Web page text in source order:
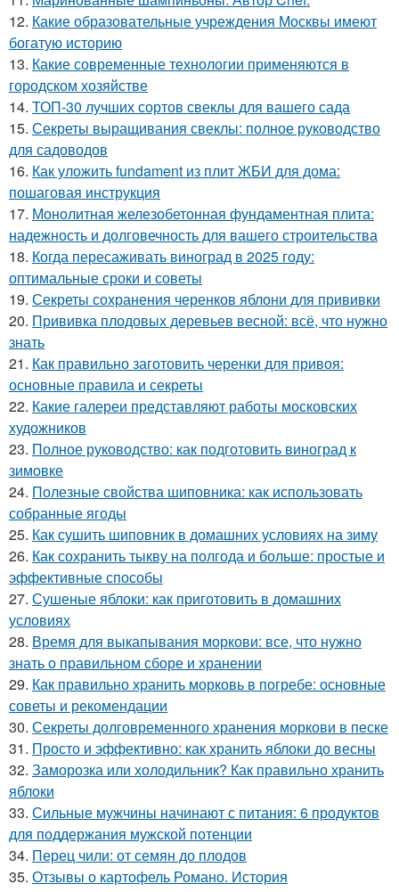
12. Какие образовательные учреждения Москвы имеют
богатую историю
13. Какие современные технологии применяются в
городском хозяйстве
14. ТОП-30 лучших сортов свеклы для вашего сада
15. Секреты выращивания свеклы: полное руководство
для садоводов
16. Как уложить fundament из плит ЖБИ для дома:
пошаговая инструкция
17. Монолитная железобетонная фундаментная плита:
надежность и долговечность для вашего строительства
18. Когда пересаживать виноград в 2025 году:
оптимальные сроки и советы
19. Секреты сохранения черенков яблони для прививки
20. Прививка плодовых деревьев весной: всё, что нужно
знать
21. Как правильно заготовить черенки для привоя:
основные правила и секреты
22. Какие галереи представляют работы московских
художников
23. Полное руководство: как подготовить виноград к
зимовке
24. Полезные свойства шиповника: как использовать
собранные ягоды
25. Как сушить шиповник в домашних условиях на зиму
26. Как сохранить тыкву на полгода и больше: простые и
эффективные способы
27. Сушеные яблоки: как приготовить в домашних
условиях
28. Время для выкапывания моркови: все, что нужно
знать о правильном сборе и хранении
29. Как правильно хранить морковь в погребе: основные
советы и рекомендации
30. Секреты долговременного хранения моркови в песке
31. Просто и эффективно: как хранить яблоки до весны
32. Заморозка или холодильник? Как правильно хранить
яблоки
33. Сильные мужчины начинают с питания: 6 продуктов
для поддержания мужской потенции
34. Перец чили: от семян до плодов
35. Отзывы о картофель Романо. История